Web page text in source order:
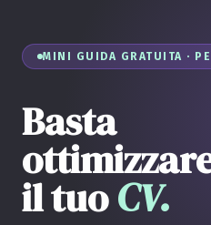
MINI GUIDA GRATUITA ·
Basta
il tuoCV.